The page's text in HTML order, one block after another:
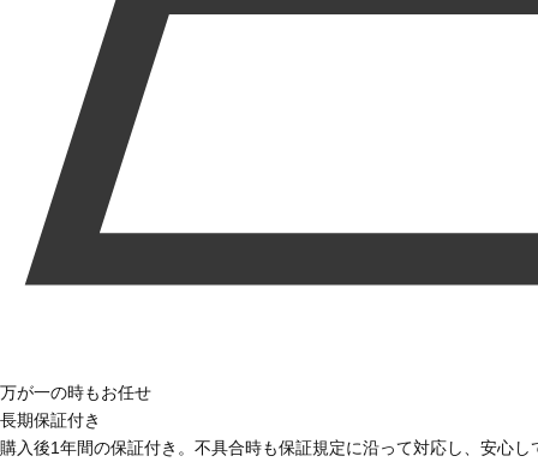
万が一の時もお任せ
長期保証付き
購入後1年間の保証付き。不具合時も保証規定に沿って対応し、安心